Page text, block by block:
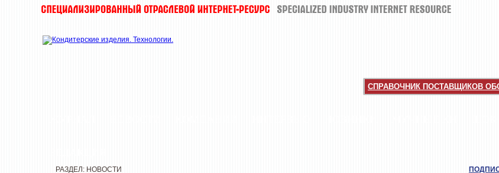
СПРАВОЧНИК ПОСТАВЩИКОВ
РАЗДЕЛ: НОВОСТИ